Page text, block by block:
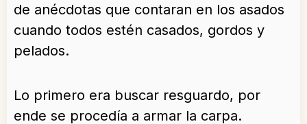
de anécdotas que contaran en los asados
cuando todos estén casados, gordos y
pelados.
Lo primero era buscar resguardo, por
ende se procedía a armar la carpa.